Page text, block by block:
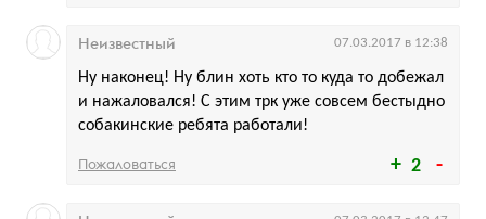
2
Ну наконец! Ну блин хоть кто то куда то добежал
и нажаловался! С этим трк уже совсем бестыдно
собакинские ребята работали!
Неизвестный 07.03.2017 в 12:38
Пожаловаться